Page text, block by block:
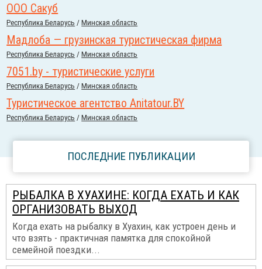
ООО Сакуб
Республика Беларусь /Минская область
Мадлоба — грузинская туристическая фирма
Республика Беларусь /Минская область
7051.by - туристические услуги
Республика Беларусь /Минская область
Туристическое агентство Anitatour.BY
Республика Беларусь /Минская область
ПОСЛЕДНИЕ ПУБЛИКАЦИИ
РЫБАЛКА В ХУАХИНЕ: КОГДА ЕХАТЬ И КАК
ОРГАНИЗОВАТЬ ВЫХОД
Когда ехать на рыбалку в Хуахин, как устроен день и
что взять - практичная памятка для спокойной
семейной поездки...